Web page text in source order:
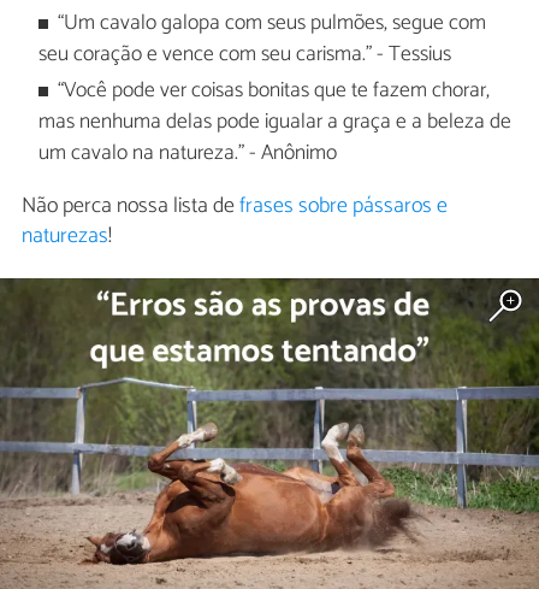
“Um cavalo galopa com seus pulmões, segue com
seu coração e vence com seu carisma." - Tessius
“Você pode ver coisas bonitas que te fazem chorar,
mas nenhuma delas pode igualar a graça e a beleza de
um cavalo na natureza." - Anônimo
Não perca nossa lista defrases sobre pássaros e
naturezas!